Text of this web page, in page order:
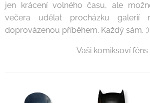
jen krácení volného času, ale
večera udělat procházku galerií
doprovázenou příběhem. Každý sám. :)
Vaši komiksoví féns